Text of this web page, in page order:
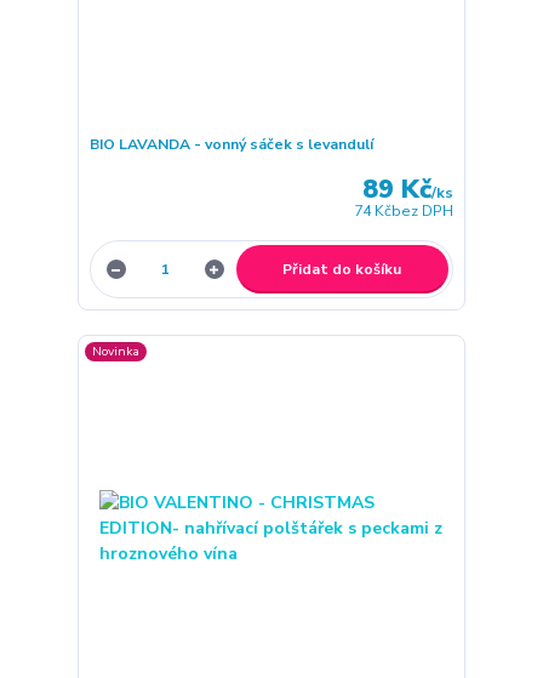
BIO LAVANDA - vonný sáček s levandulí
89 Kč/ks
74 Kčbez DPH
Přidat do košíku
Novinka